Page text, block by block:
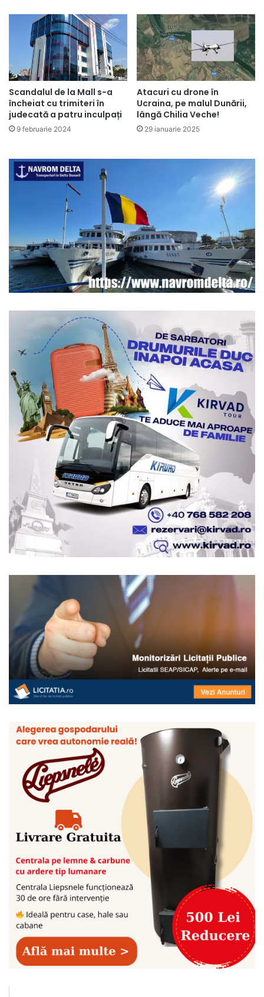
Scandalul de la Mall s-a
încheiat cu trimiteri în
judecată a patru inculpați
9 februarie 2024
Atacuri cu drone în
Ucraina, pe malul Dunării,
lângă Chilia Veche!
29 ianuarie 2025